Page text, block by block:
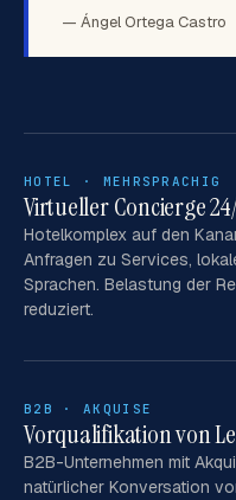
— Ángel Ortega Castro
HOTEL · MEHRSPRACHIG
Virtueller Concierge
Hotelkomplex auf den
Anfragen zu Services,
Sprachen. Belastung der
reduziert.
B2B · AKQUISE
Vorqualifikation von
B2B-Unternehmen mit
natürlicher Konversation